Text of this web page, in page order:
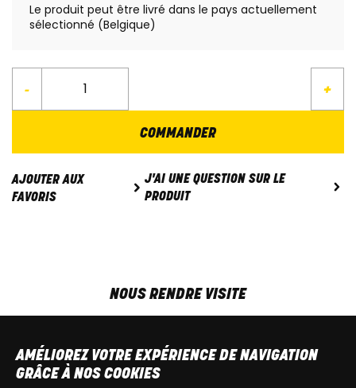
Le produit peut être livré dans le pays actuellement
sélectionné (Belgique)
- +
COMMANDER
AJOUTER AUX
FAVORIS
J'AI UNE QUESTION SUR LE
PRODUIT
NOUS RENDRE VISITE
SAM9h00 - 13h30
T+32 64 700 970
AMÉLIOREZ VOTRE EXPÉRIENCE DE NAVIGATION
GRÂCE À NOS COOKIES